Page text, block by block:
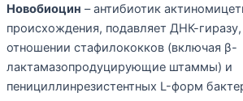
Новобиоцин – антибиотик
происхождения, подавляет ДНК-гиразу,
отношении стафилококков (включая β-
лактамазопродуцирующие штаммы) и
пенициллинрезистентных L-форм